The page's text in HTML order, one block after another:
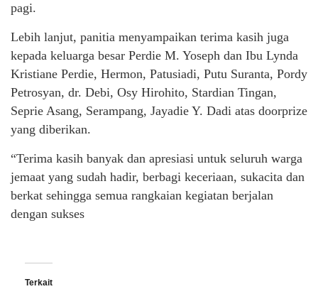
pagi.
Lebih lanjut, panitia menyampaikan terima kasih juga
kepada keluarga besar Perdie M. Yoseph dan Ibu Lynda
Kristiane Perdie, Hermon, Patusiadi, Putu Suranta, Pordy
Petrosyan, dr. Debi, Osy Hirohito, Stardian Tingan,
Seprie Asang, Serampang, Jayadie Y. Dadi atas doorprize
yang diberikan.
“Terima kasih banyak dan apresiasi untuk seluruh warga
jemaat yang sudah hadir, berbagi keceriaan, sukacita dan
berkat sehingga semua rangkaian kegiatan berjalan
dengan sukses
Terkait